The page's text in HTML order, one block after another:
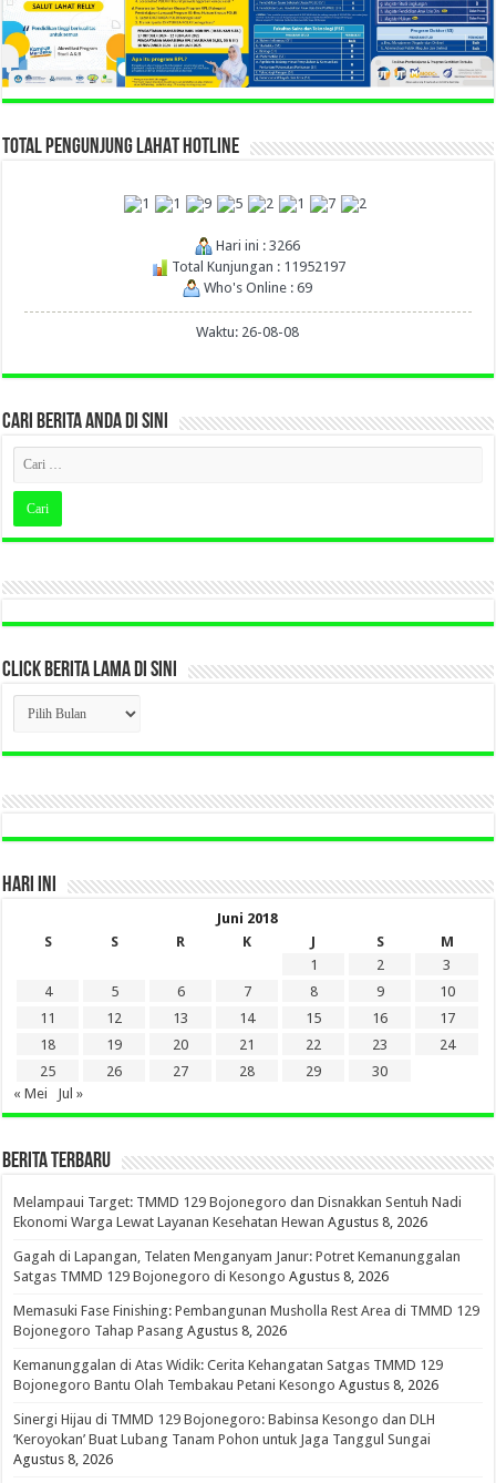
TOTAL PENGUNJUNG LAHAT HOTLINE
Hari ini : 3266
Total Kunjungan : 11952197
Who's Online : 69
Waktu: 26-08-08
CARI BERITA ANDA DI SINI
CLICK BERITA LAMA DI SINI
CLICK
BERITA
LAMA
DI
HARI INI
Juni 2018
S
S R K J S
M
1
2
3
4
5 6 7 8 9
10
11
12 13 14 15 16
17
18
19 20 21 22 23
24
25
26 27 28 29
30
« Mei
Jul »
BERITA TERBARU
Melampaui Target: TMMD 129 Bojonegoro dan Disnakkan Sentuh Nadi
Ekonomi Warga Lewat Layanan Kesehatan Hewan Agustus 8, 2026
Gagah di Lapangan, Telaten Menganyam Janur: Potret Kemanunggalan
Satgas TMMD 129 Bojonegoro di Kesongo Agustus 8, 2026
Memasuki Fase Finishing: Pembangunan Musholla Rest Area di TMMD 129
Bojonegoro Tahap Pasang Agustus 8, 2026
Kemanunggalan di Atas Widik: Cerita Kehangatan Satgas TMMD 129
Bojonegoro Bantu Olah Tembakau Petani Kesongo Agustus 8, 2026
Sinergi Hijau di TMMD 129 Bojonegoro: Babinsa Kesongo dan DLH
‘Keroyokan’ Buat Lubang Tanam Pohon untuk Jaga Tanggul Sungai
Agustus 8, 2026